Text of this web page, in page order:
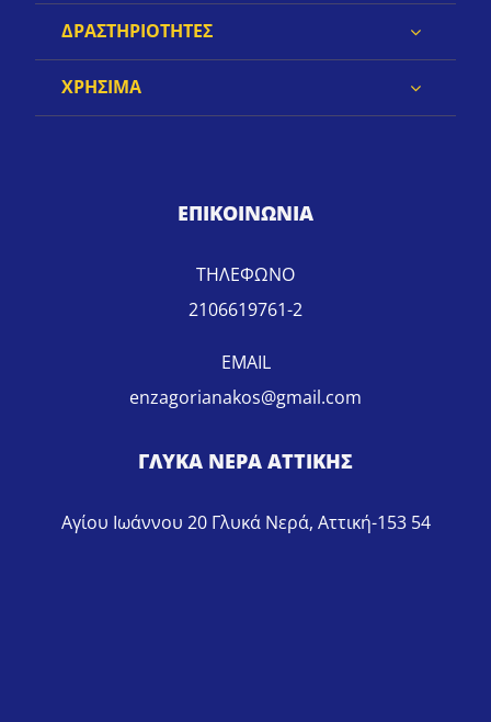
ΔΡΑΣΤΗΡΙΟΤΗΤΕΣ
ΧΡΗΣΙΜΑ
ΕΠΙΚΟΙΝΩΝΙΑ
ΤΗΛΕΦΩΝΟ
2106619761-2
EMAIL
enzagorianakos@gmail.com
ΓΛΥΚΑ ΝΕΡΑ ΑΤΤΙΚΗΣ
Αγίου Ιωάννου 20 Γλυκά Νερά, Αττική-153 54